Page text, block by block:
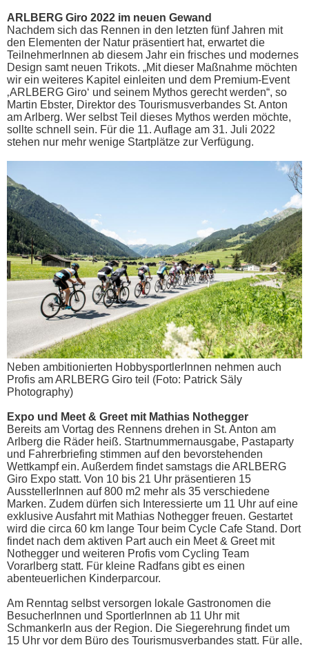
ARLBERG Giro 2022 im neuen Gewand
Nachdem sich das Rennen in den letzten fünf Jahren mit
den Elementen der Natur präsentiert hat, erwartet die
TeilnehmerInnen ab diesem Jahr ein frisches und modernes
Design samt neuen Trikots. „Mit dieser Maßnahme möchten
wir ein weiteres Kapitel einleiten und dem Premium-Event
‚ARLBERG Giro‘ und seinem Mythos gerecht werden“, so
Martin Ebster, Direktor des Tourismusverbandes St. Anton
am Arlberg. Wer selbst Teil dieses Mythos werden möchte,
sollte schnell sein. Für die 11. Auflage am 31. Juli 2022
stehen nur mehr wenige Startplätze zur Verfügung.
Neben ambitionierten HobbysportlerInnen nehmen auch
Profis am ARLBERG Giro teil (Foto: Patrick Säly
Photography)
Expo und Meet & Greet mit Mathias Nothegger
Bereits am Vortag des Rennens drehen in St. Anton am
Arlberg die Räder heiß. Startnummernausgabe, Pastaparty
und Fahrerbriefing stimmen auf den bevorstehenden
Wettkampf ein. Außerdem findet samstags die ARLBERG
Giro Expo statt. Von 10 bis 21 Uhr präsentieren 15
AusstellerInnen auf 800 m2 mehr als 35 verschiedene
Marken. Zudem dürfen sich Interessierte um 11 Uhr auf eine
exklusive Ausfahrt mit Mathias Nothegger freuen. Gestartet
wird die circa 60 km lange Tour beim Cycle Cafe Stand. Dort
findet nach dem aktiven Part auch ein Meet & Greet mit
Nothegger und weiteren Profis vom Cycling Team
Vorarlberg statt. Für kleine Radfans gibt es einen
abenteuerlichen Kinderparcour.
Am Renntag selbst versorgen lokale Gastronomen die
BesucherInnen und SportlerInnen ab 11 Uhr mit
Schmankerln aus der Region. Die Siegerehrung findet um
15 Uhr vor dem Büro des Tourismusverbandes statt. Für alle,